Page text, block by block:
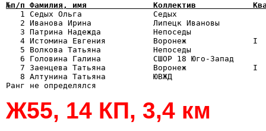
№п/п Фамилия, имя              Коллектив            Квал
1 Седых Ольга               Седых
2 Иванова Ирина             Липецк Ивановы
3 Патрина Надежда           Непоседы
4 Истомина Евгения          Воронеж
5 Волкова Татьяна           Непоседы
6 Головина Галина           СШОР 18 Юго-Запад
7 Заенцева Татьяна          Воронеж
8 Алтунина Татьяна          ЮВЖД
Ж55, 14 КП, 3,4 км